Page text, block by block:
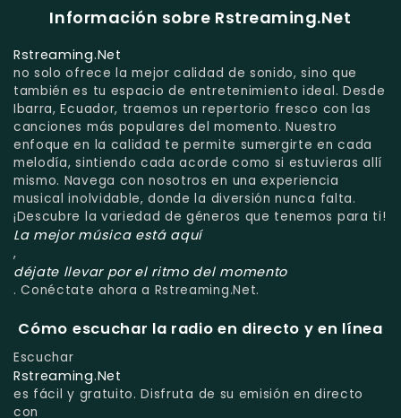
Información sobre Rstreaming.Net
Rstreaming.Net
no solo ofrece la mejor calidad de sonido, sino que
también es tu espacio de entretenimiento ideal. Desde
Ibarra, Ecuador, traemos un repertorio fresco con las
canciones más populares del momento. Nuestro
enfoque en la calidad te permite sumergirte en cada
melodía, sintiendo cada acorde como si estuvieras allí
mismo. Navega con nosotros en una experiencia
musical inolvidable, donde la diversión nunca falta.
¡Descubre la variedad de géneros que tenemos para ti!
La mejor música está aquí
,
déjate llevar por el ritmo del momento
. Conéctate ahora a Rstreaming.Net.
Cómo escuchar la radio en directo y en línea
Escuchar
Rstreaming.Net
es fácil y gratuito. Disfruta de su emisión en directo
con